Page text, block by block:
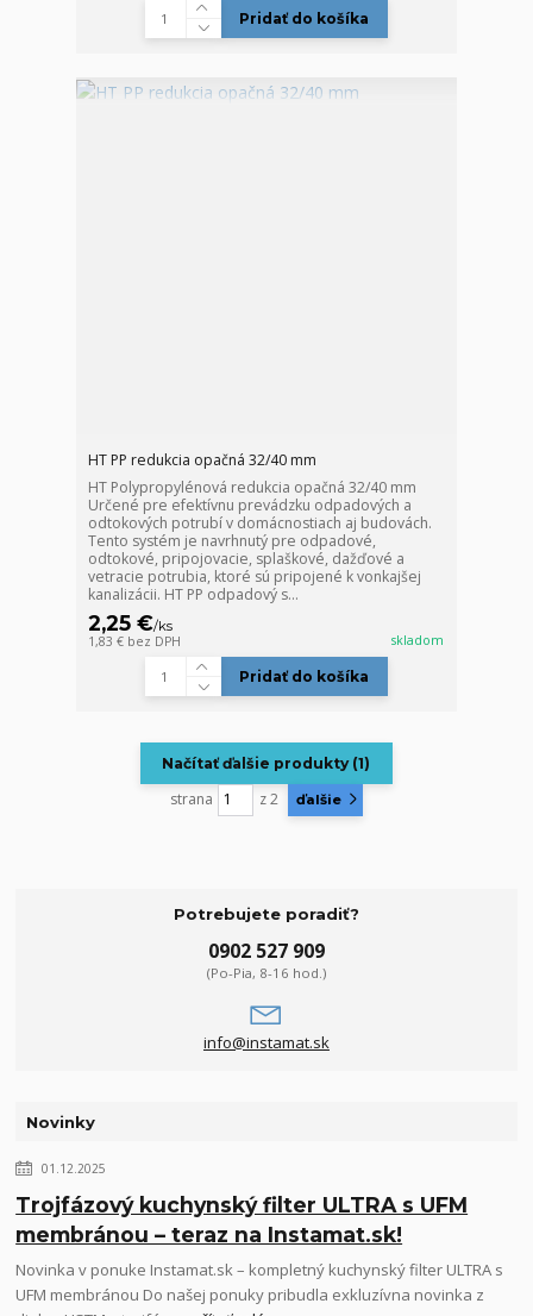
Pridať do košíka
HT PP redukcia opačná 32/40 mm
HT Polypropylénová redukcia opačná 32/40 mm
Určené pre efektívnu prevádzku odpadových a
odtokových potrubí v domácnostiach aj budovách.
Tento systém je navrhnutý pre odpadové,
odtokové, pripojovacie, splaškové, dažďové a
vetracie potrubia, ktoré sú pripojené k vonkajšej
kanalizácii. HT PP odpadový s...
2,25 €/ks
1,83 € bez DPH skladom
Pridať do košíka
Načítať ďalšie produkty (1)
strana z 2 ďalšie
Potrebujete poradiť?
0902 527 909
(Po-Pia, 8-16 hod.)
info@instamat.sk
Novinky
01.12.2025
Trojfázový kuchynský filter ULTRA s UFM
membránou – teraz na Instamat.sk!
Novinka v ponuke Instamat.sk – kompletný kuchynský filter ULTRA s
UFM membránou Do našej ponuky pribudla exkluzívna novinka z